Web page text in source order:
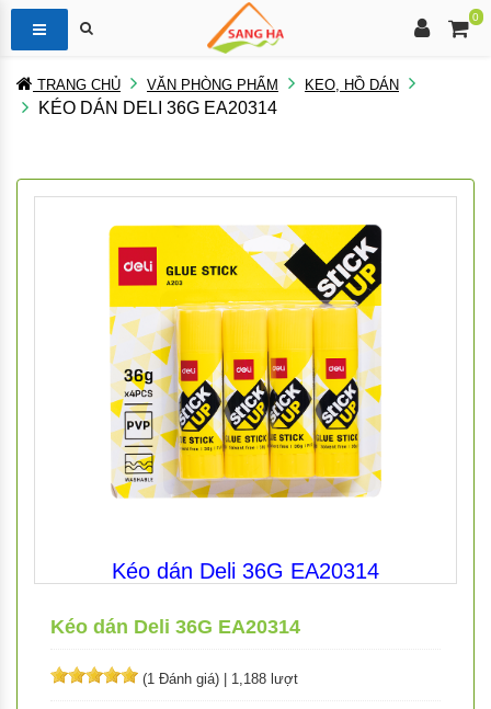
0
TRANG CHỦ VĂN PHÒNG PHẨM KEO, HỒ DÁN
KÉO DÁN DELI 36G EA20314
Kéo dán Deli 36G EA20314
Kéo dán Deli 36G EA20314
(1 Đánh giá) 1,188 lượt